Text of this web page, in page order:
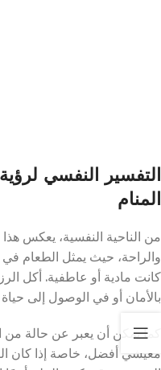
التفسير النفسي
المنام
من الناحية النفسية، يعكس هذا
والراحة، حيث يمثل الطعام في
كانت مادية أو عاطفية. أكل
بالأمان أو في الوصول إلى حياة
كما يمكن أن يعبر عن حالة
معيشي أفضل، خاصة إذا كان